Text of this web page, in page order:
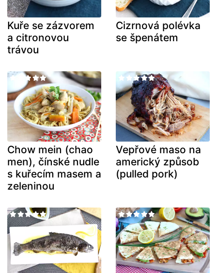
Kuře se zázvorem
a citronovou
trávou
Cizrnová polévka
se špenátem
Chow mein (chao
men), čínské nudle
s kuřecím masem a
zeleninou
Vepřové maso na
americký způsob
(pulled pork)